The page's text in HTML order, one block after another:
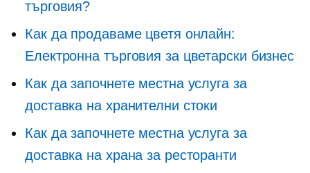
търговия?
Как да продаваме цветя онлайн:
Електронна търговия за цветарски бизнес
Как да започнете местна услуга за
доставка на хранителни стоки
Как да започнете местна услуга за
доставка на храна за ресторанти